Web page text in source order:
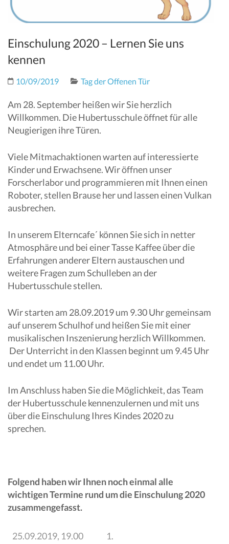
Einschulung 2020 – Lernen Sie uns
kennen
10/09/2019 Tag der Offenen Tür
Am 28. September heißen wir Sie herzlich
Willkommen. Die Hubertusschule öffnet für alle
Neugierigen ihre Türen.
Viele Mitmachaktionen warten auf interessierte
Kinder und Erwachsene. Wir öffnen unser
Forscherlabor und programmieren mit Ihnen einen
Roboter, stellen Brause her und lassen einen Vulkan
ausbrechen.
In unserem Elterncafe´ können Sie sich in netter
Atmosphäre und bei einer Tasse Kaffee über die
Erfahrungen anderer Eltern austauschen und
weitere Fragen zum Schulleben an der
Hubertusschule stellen.
Wir starten am 28.09.2019 um 9.30 Uhr gemeinsam
auf unserem Schulhof und heißen Sie mit einer
musikalischen Inszenierung herzlich Willkommen.
Der Unterricht in den Klassen beginnt um 9.45 Uhr
und endet um 11.00 Uhr.
Im Anschluss haben Sie die Möglichkeit, das Team
der Hubertusschule kennenzulernen und mit uns
über die Einschulung Ihres Kindes 2020 zu
sprechen.
Folgend haben wir Ihnen noch einmal alle
wichtigen Termine rund um die Einschulung 2020
zusammengefasst.
25.09.2019, 19.00
1.